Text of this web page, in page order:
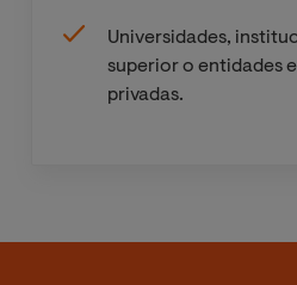
recursos,
formulación y
diseño de la
Universidades,
superior o entidades
privadas.